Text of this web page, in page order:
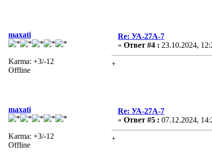
maxati
Karma: +3/-12
Offline
Re: УА-27А-7
« Ответ #4 : 23.10.2024,
+
maxati
Karma: +3/-12
Offline
Re: УА-27А-7
« Ответ #5 : 07.12.2024,
+